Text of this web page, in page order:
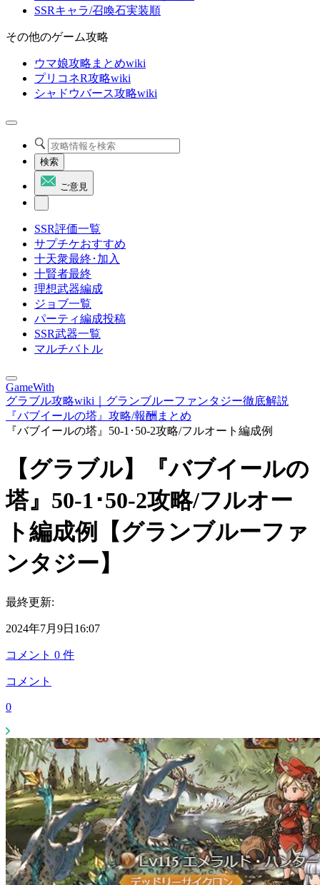
SSRキャラ/召喚石実装順
その他のゲーム攻略
ウマ娘攻略まとめwiki
プリコネR攻略wiki
シャドウバース攻略wiki
検索
ご意見
SSR評価一覧
サプチケおすすめ
十天衆最終･加入
十賢者最終
理想武器編成
ジョブ一覧
パーティ編成投稿
SSR武器一覧
マルチバトル
GameWith
グラブル攻略wiki｜グランブルーファンタジー徹底解説
『バブイールの塔』攻略/報酬まとめ
『バブイールの塔』50-1･50-2攻略/フルオート編成例
【グラブル】『バブイールの
塔』50-1･50-2攻略/フルオー
ト編成例【グランブルーファ
ンタジー】
最終更新:
2024年7月9日16:07
コメント 0 件
コメント
0